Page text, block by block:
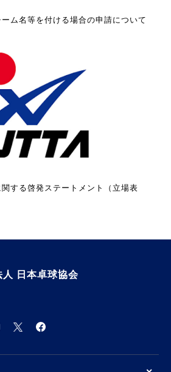
ム名等を付ける場合の申請について
する啓発ステートメント（立場表
人 日本卓球協会